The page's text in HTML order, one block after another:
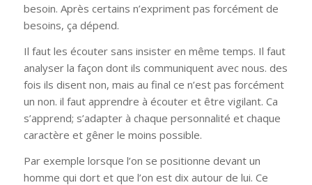
besoin. Après certains n’expriment pas forcément de
besoins, ça dépend.
Il faut les écouter sans insister en même temps. Il faut
analyser la façon dont ils communiquent avec nous. des
fois ils disent non, mais au final ce n’est pas forcément
un non. il faut apprendre à écouter et être vigilant. Ca
s’apprend; s’adapter à chaque personnalité et chaque
caractère et gêner le moins possible.
Par exemple lorsque l’on se positionne devant un
homme qui dort et que l’on est dix autour de lui. Ce